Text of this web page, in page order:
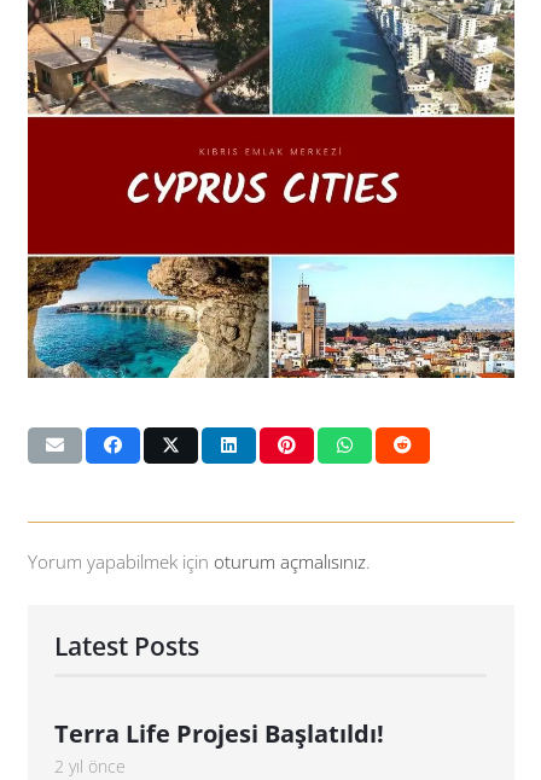
Yorum yapabilmek için oturum açmalısınız.
Latest Posts
Terra Life Projesi Başlatıldı!
2 yıl önce